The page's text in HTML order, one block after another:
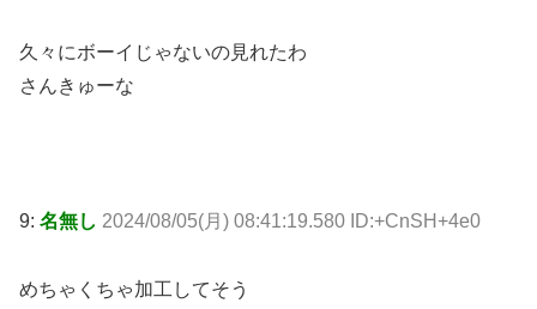
久々にボーイじゃないの見れたわ
さんきゅーな
9: 名無し 2024/08/05(月) 08:41:19.580 ID:+CnSH+4e0
めちゃくちゃ加工してそう